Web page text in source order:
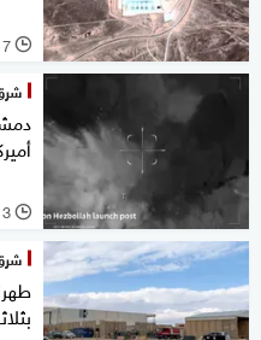
l 7 فبراير 2024
l 3 فبراير 2024